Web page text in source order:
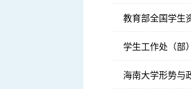
教育部全国学生
学生工作处（部
海南大学形势与